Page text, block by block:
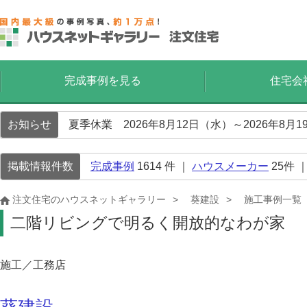
完成事例を見る 住宅会
お知らせ 夏季休業 2026年8月12日（水）～2026年8月
掲載情報件数 完成事例 1614 件 ｜ ハウスメーカー 25件
注文住宅のハウスネットギャラリー 葵建設 施工事例一覧
二階リビングで明るく開放的なわが家
施工／工務店